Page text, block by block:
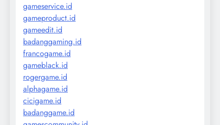
gameservice.id
gameproduct.id
gameedit.id
badanggaming.id
francogame.id
gameblack.id
rogergame.id
alphagame.id
cicigame.id
badanggame.id